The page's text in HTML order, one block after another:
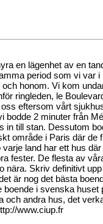
en lägenhet av en
period som vi var i
honom. Vi kom
ringleden, le
eftersom vårt
bodde 2 minuter från
in till stan. Dessutom
område i Paris där de
land har ett hus
fester. De flesta av
nära. Skriv definitivt
är nog det bästa
i svenska huset
och andra hus, det
www.ciup.fr